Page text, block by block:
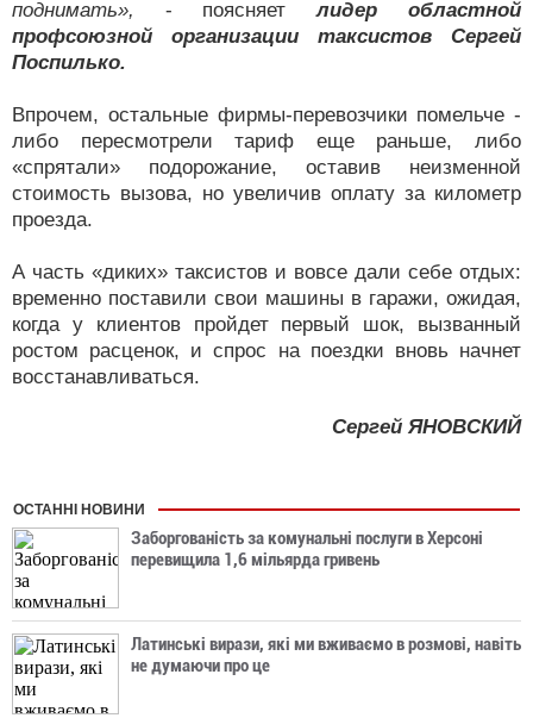
поднимать»,
- поясняет лидер областной
профсоюзной организации таксистов Сергей
Поспилько.
Впрочем, остальные фирмы-перевозчики помельче -
либо пересмотрели тариф еще раньше, либо
«спрятали» подорожание, оставив неизменной
стоимость вызова, но увеличив оплату за километр
проезда.
А часть «диких» таксистов и вовсе дали себе отдых:
временно поставили свои машины в гаражи, ожидая,
когда у клиентов пройдет первый шок, вызванный
ростом расценок, и спрос на поездки вновь начнет
восстанавливаться.
Сергей ЯНОВСКИЙ
ОСТАННІ НОВИНИ
Заборгованість за комунальні послуги в Херсоні
перевищила 1,6 мільярда гривень
Латинські вирази, які ми вживаємо в розмові, навіть
не думаючи про це